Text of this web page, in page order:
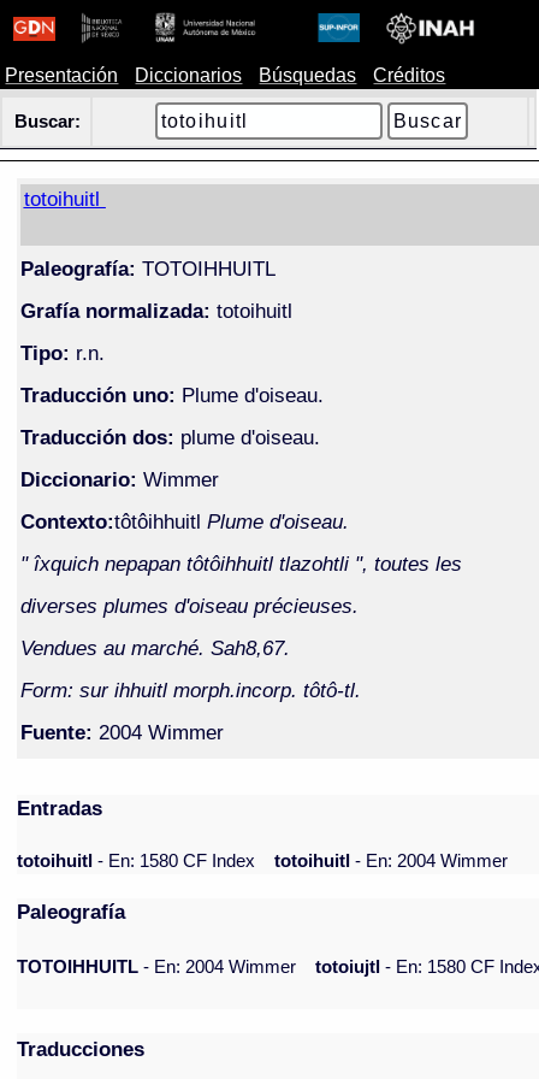
Presentación Diccionarios Búsquedas Créditos
Buscar:
totoihuitl
Paleografía: TOTOIHHUITL
Grafía normalizada: totoihuitl
Tipo: r.n.
Traducción uno: Plume d'oiseau.
Traducción dos: plume d'oiseau.
Diccionario: Wimmer
Contexto:tôtôihhuitl Plume d'oiseau.
" îxquich nepapan tôtôihhuitl tlazohtli ", toutes les
diverses plumes d'oiseau précieuses.
Vendues au marché. Sah8,67.
Form: sur ihhuitl morph.incorp. tôtô-tl.
Fuente: 2004 Wimmer
Entradas
totoihuitl- En: 1580 CF Index totoihuitl- En: 2004 Wimmer
Paleografía
TOTOIHHUITL - En: 2004 Wimmer totoiujtl - En: 1580 CF
Traducciones